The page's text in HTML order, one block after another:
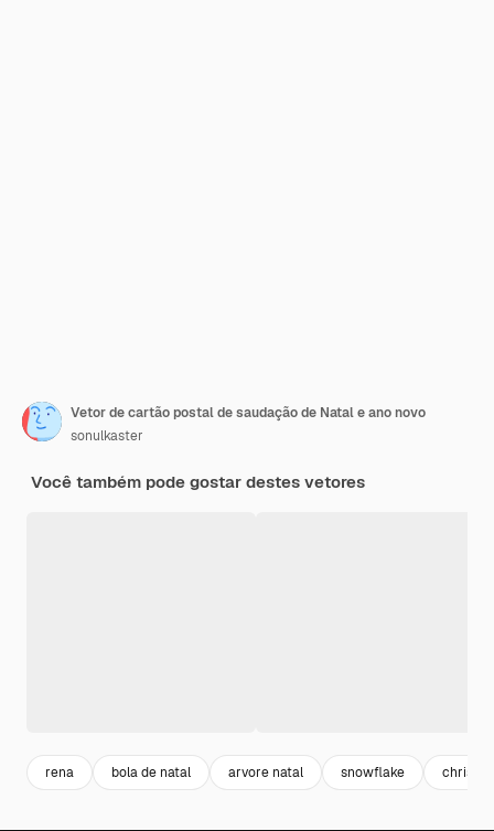
Vetor de cartão postal de saudação de Natal e ano novo
sonulkaster
Você também pode gostar destes vetores
rena bola de natal arvore natal snowflake